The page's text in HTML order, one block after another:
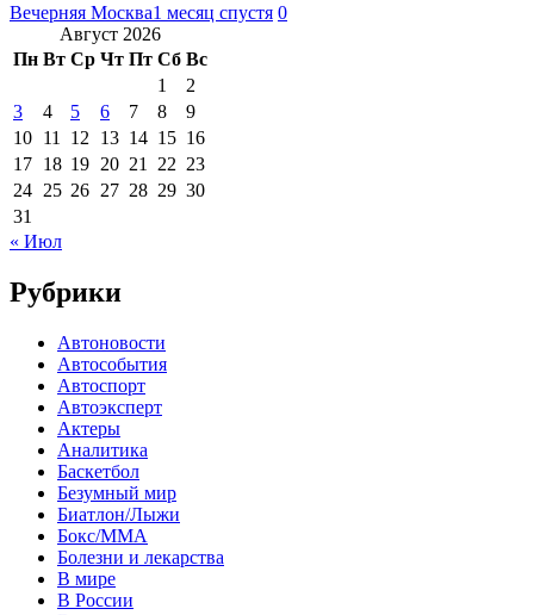
Вечерняя Москва1 месяц спустя 0
Август 2026
Пн Вт Ср Чт Пт Сб Вс
1
2
3
4 5 6 7 8
9
10 11 12 13 14 15 16
17 18 19 20 21 22 23
24 25 26 27 28 29 30
31
« Июл
Рубрики
Автоновости
Автособытия
Автоспорт
Автоэксперт
Актеры
Аналитика
Баскетбол
Безумный мир
Биатлон/Лыжи
Бокс/MMA
Болезни и лекарства
В мире
В России